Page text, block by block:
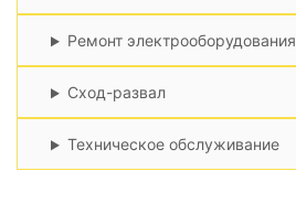
Ремонт электрооборудования
Сход-развал
Техническое обслуживание